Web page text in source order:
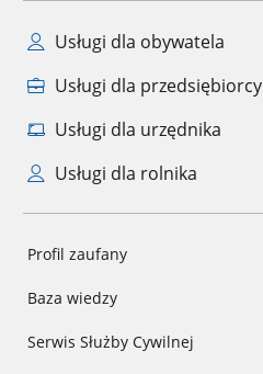
Usługi dla obywatela
Usługi dla przedsiębiorcy
Usługi dla urzędnika
Usługi dla rolnika
Profil zaufany
Baza wiedzy
Serwis Służby Cywilnej